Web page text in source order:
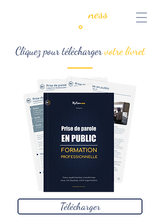
MyKeenness
✪
Cliquez pour téléchargervotre livret
Télécharger